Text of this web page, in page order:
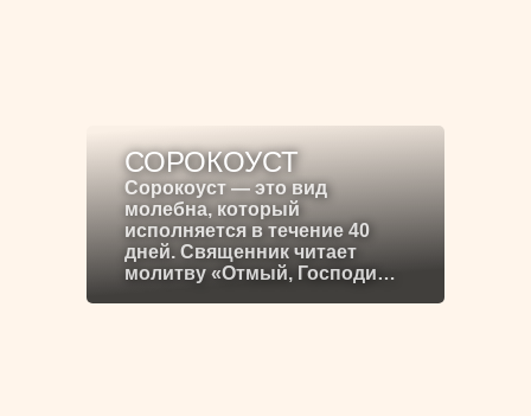
СОРОКОУСТ
Сорокоуст — это вид
молебна, который
исполняется в течение 40
дней. Священник читает
молитву «Отмый, Господи…